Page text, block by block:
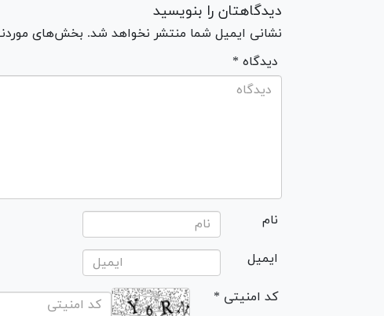
دیدگاهتان را بنویسید
نشانی ایمیل شما منتشر نخواهد شد. بخش‌های
* دیدگاه
نام
ایمیل
* کد امنیتی